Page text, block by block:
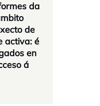
da
de
activa: é
en
á